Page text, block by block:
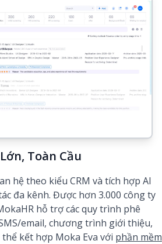
Toàn Cầu
hệ theo kiểu CRM và tích hợp AI
đa kênh. Được hơn 3.000 công ty
hỗ trợ các quy trình phê
email, chương trình giới thiệu,
kết hợp Moka Eva với phần mềm